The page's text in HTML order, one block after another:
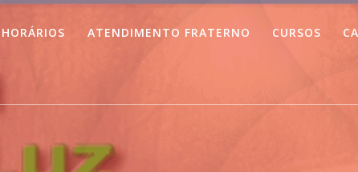
HORÁRIOS ATENDIMENTO FRATERNO CURSOS